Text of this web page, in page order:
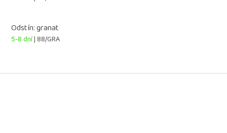
Odstín: granat
5-8 dní| 88/GRA